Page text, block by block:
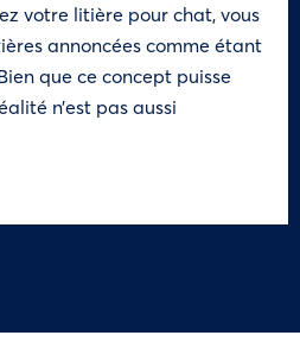
votre litière pour chat, vous
annoncées comme étant
que ce concept puisse
n’est pas aussi